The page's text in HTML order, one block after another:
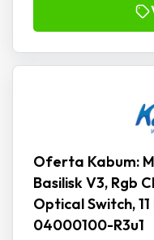
Oferta Kabum:
Basilisk V3, Rgb
Optical Switch,
04000100-R3u1